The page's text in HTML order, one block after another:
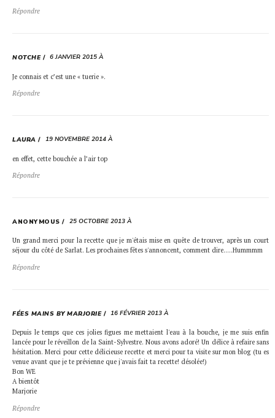
Répondre
NOTCHE 6 JANVIER 2015 À
Je connais et c’est une « tuerie ».
Répondre
LAURA 19 NOVEMBRE 2014 À
en effet, cette bouchée a l’air top
Répondre
ANONYMOUS 25 OCTOBRE 2013 À
Un grand merci pour la recette que je m'étais mise en quête de trouver, après un court
séjour du côté de Sarlat. Les prochaines fêtes s'annoncent, comment dire…..Hummmm
Répondre
FÉES MAINS BY MARJORIE 16 FÉVRIER 2013 À
Depuis le temps que ces jolies figues me mettaient l'eau à la bouche, je me suis enfin
lancée pour le réveillon de la Saint-Sylvestre. Nous avons adoré! Un délice à refaire sans
hésitation. Merci pour cette délicieuse recette et merci pour ta visite sur mon blog (tu es
venue avant que je te prévienne que j'avais fait ta recette! désolée!)
Bon WE
A bientôt
Marjorie
Répondre